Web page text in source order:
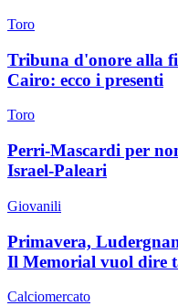
Toro
Tribuna d'onore alla
Cairo: ecco i presenti
Toro
Perri-Mascardi per
Israel-Paleari
Giovanili
Primavera,
Il Memorial vuol dire
Calciomercato